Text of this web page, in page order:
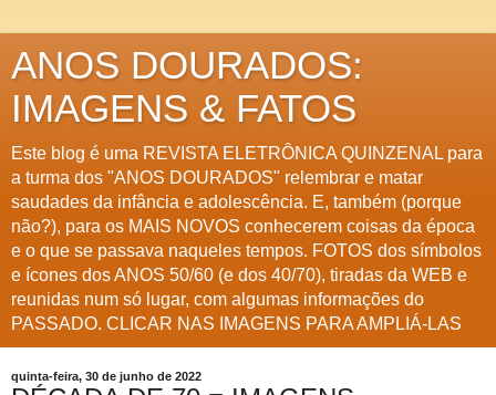
ANOS DOURADOS:
IMAGENS & FATOS
Este blog é uma REVISTA ELETRÔNICA QUINZENAL para
a turma dos "ANOS DOURADOS" relembrar e matar
saudades da infância e adolescência. E, também (porque
não?), para os MAIS NOVOS conhecerem coisas da época
e o que se passava naqueles tempos. FOTOS dos símbolos
e ícones dos ANOS 50/60 (e dos 40/70), tiradas da WEB e
reunidas num só lugar, com algumas informações do
PASSADO. CLICAR NAS IMAGENS PARA AMPLIÁ-LAS
quinta-feira, 30 de junho de 2022